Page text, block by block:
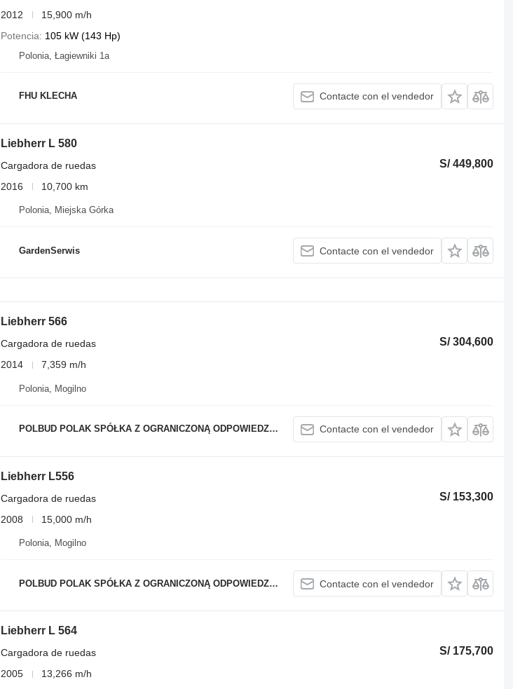
2012
15,900 m/h
Potencia
105 kW (143 Hp)
Polonia, Łagiewniki 1a
FHU KLECHA Contacte con el vendedor
Liebherr L 580
S/ 449,800
Cargadora de ruedas
2016
10,700 km
Polonia, Miejska Górka
GardenSerwis Contacte con el vendedor
Liebherr 566
S/ 304,600
Cargadora de ruedas
2014
7,359 m/h
Polonia, Mogilno
POLBUD POLAK SPÓŁKA Z OGRANICZONĄ ODPOWIEDZIALNOŚCIĄ Contacte con el vendedor
Liebherr L556
S/ 153,300
Cargadora de ruedas
2008
15,000 m/h
Polonia, Mogilno
POLBUD POLAK SPÓŁKA Z OGRANICZONĄ ODPOWIEDZIALNOŚCIĄ Contacte con el vendedor
Liebherr L 564
S/ 175,700
Cargadora de ruedas
2005
13,266 m/h